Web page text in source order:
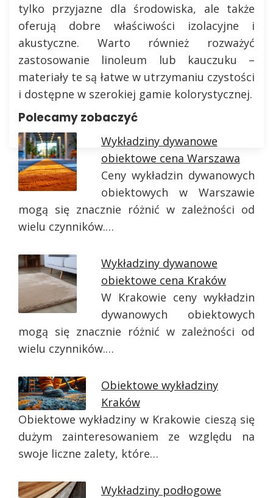
tylko przyjazne dla środowiska, ale także
oferują dobre właściwości izolacyjne i
akustyczne. Warto również rozważyć
zastosowanie linoleum lub kauczuku –
materiały te są łatwe w utrzymaniu czystości
i dostępne w szerokiej gamie kolorystycznej.
Polecamy zobaczyć
Wykładziny dywanowe
obiektowe cena Warszawa
Ceny wykładzin dywanowych
obiektowych w Warszawie
mogą się znacznie różnić w zależności od
wielu czynników.…
Wykładziny dywanowe
obiektowe cena Kraków
W Krakowie ceny wykładzin
dywanowych obiektowych
mogą się znacznie różnić w zależności od
wielu czynników.…
Obiektowe wykładziny
Kraków
Obiektowe wykładziny w Krakowie cieszą się
dużym zainteresowaniem ze względu na
swoje liczne zalety, które…
Wykładziny podłogowe